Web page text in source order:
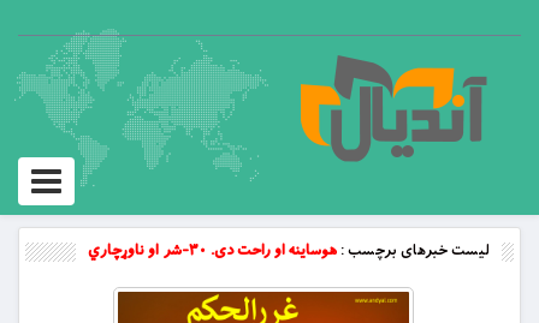
Toggle
لیست خبرهای برچسب :هوساینه او راحت دی. ۳۰-شر او ناوړچاري